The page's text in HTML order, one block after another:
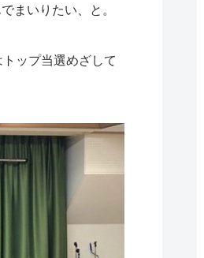
まいりたい、と。
ップ当選めざして